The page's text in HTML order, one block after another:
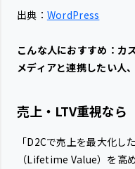
出典： WordPress
こんな人におすすめ：カ
メディアと連携したい人
売上・LTV重視なら
「D2Cで売上を最大化
（Lifetime Value）を高